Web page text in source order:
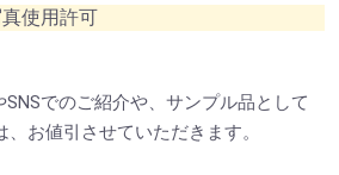
使用許可
でのご紹介や、サンプル品として
お値引させていただきます。